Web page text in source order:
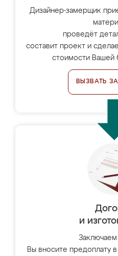
Дизайнер-замерщик
проведёт
составит проект и
стоимости Вашей
ВЫЗВАТЬ
и
Вы вносите предоплату